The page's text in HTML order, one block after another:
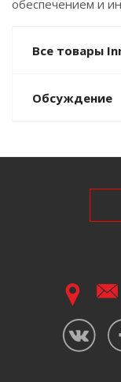
обеспечением и
Все товары
Обсуждение